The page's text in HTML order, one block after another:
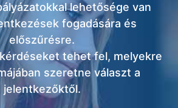
lehetősége van
fogadására és
előszűrésre.
tehet fel, melyekre
szeretne választ a
jelentkezőktől.